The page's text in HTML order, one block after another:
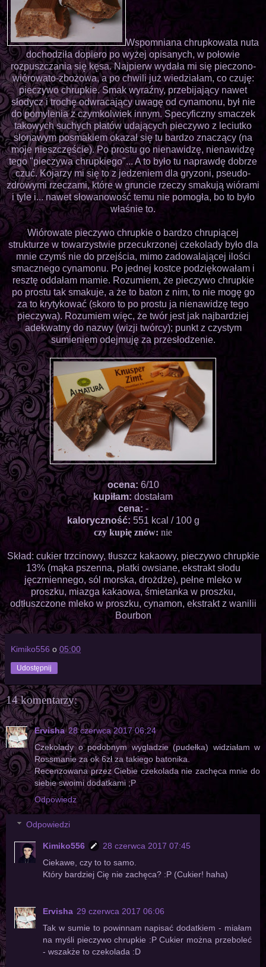
Wspomniana chrupkowata nuta
dochodziła dopiero po wyżej opisanych, w połowie
rozpuszczania się kęsa. Najpierw wydała mi się pieczono-
wiórowato-zbożowa, a po chwili już wiedziałam, co czuję:
pieczywo chrupkie. Smak wyraźny, przebijający nawet
słodycz i trochę odwracający uwagę od cynamonu, był nie
do pomylenia z czymkolwiek innym. Specyficzny smaczek
takowych suchych płatów udających pieczywo z leciutko
słonawym posmakiem okazał się tu bardzo znaczący (na
moje nieszczęście). Po prostu go nienawidzę, nienawidzę
tego "pieczywa chrupkiego"... A to było tu naprawdę dobrze
czuć. Kojarzy mi się to z jedzeniem dla gryzoni, pseudo-
zdrowymi rzeczami, które w gruncie rzeczy smakują wiórami
i tyle i... nawet słowanowość temu nie pomogła, bo to było
właśnie to.
Wiórowate pieczywo chrupkie o bardzo chrupiącej
strukturze w towarzystwie przecukrzonej czekolady było dla
mnie czymś nie do przejścia, mimo zadowalającej ilości
smacznego cynamonu. Po jednej kostce podziękowałam i
resztę oddałam mamie. Rozumiem, że pieczywo chrupkie
po prostu tak smakuje, a że to baton z nim, to nie mogę go
za to krytykować (skoro to po prostu ja nienawidzę tego
pieczywa). Rozumiem więc, że twór jest jak najbardziej
adekwatny do nazwy (wizji twórcy); punkt z czystym
sumieniem odejmuję za przesłodzenie.
ocena: 6/10
kupiłam: dostałam
cena: -
kaloryczność: 551 kcal / 100 g
czy kupię znów: nie
Skład: cukier trzcinowy, tłuszcz kakaowy, pieczywo chrupkie
13% (mąka pszenna, płatki owsiane, ekstrakt słodu
jęczmiennego, sól morska, drożdże), pełne mleko w
proszku, miazga kakaowa, śmietanka w proszku,
odtłuszczone mleko w proszku, cynamon, ekstrakt z wanilii
Bourbon
Kimiko556 o 05:00
Udostępnij
14 komentarzy:
Ervisha 28 czerwca 2017 06:24
Czekolady o podobnym wygladzie (pudełka) widziałam w
Rossmanie za ok 6zł za takiego batonika.
Recenzowana przez Ciebie czekolada nie zachęca mnie do
siebie swoimi dodatkami ;P
Odpowiedz
Odpowiedzi
Kimiko556
28 czerwca 2017 07:45
Ciekawe, czy to to samo.
Który bardziej Cię nie zachęca? :P (Cukier! haha)
Ervisha 29 czerwca 2017 06:06
Tak w sumie to powinnam napisać dodatkiem - miałam
na myśli pieczywo chrupkie :P Cukier można przeboleć
- wszakże to czekolada :D